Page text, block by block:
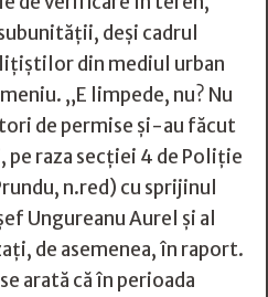
deși cadrul
din mediul urban
„E limpede, nu? Nu
de permise și-au făcut
raza secției 4 de Poliție
n.red) cu sprijinul
Ungureanu Aurel și al
de asemenea, în raport.
arată că în perioada